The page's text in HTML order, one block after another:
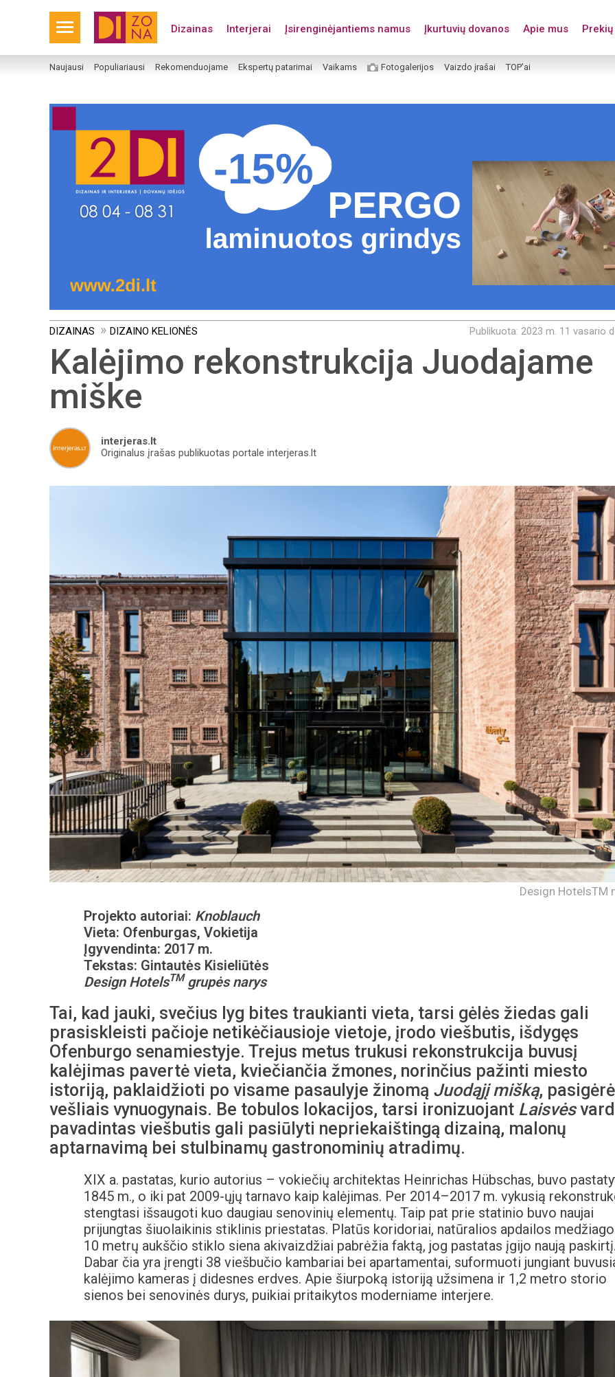
Dizainas Interjerai Įsirenginėjantiems namus Įkurtuvių dovanos Apie mus
Naujausi Populiariausi Rekomenduojame Ekspertų patarimai Vaikams Fotogalerijos Vaizdo įrašai TOP’ai
DIZAINAS DIZAINO KELIONĖS Publikuota: 2023 m. 11 vasario
Kalėjimo rekonstrukcija Juodajame
miške
interjeras.lt
Originalus įrašas publikuotas portale interjeras.lt
Design HotelsTM
Projekto autoriai: Knoblauch
Vieta: Ofenburgas, Vokietija
Įgyvendinta: 2017 m.
Tekstas: Gintautės Kisieliūtės
Design HotelsTMgrupės narys
Tai, kad jauki, svečius lyg bites traukianti vieta, tarsi gėlės žiedas gali
prasiskleisti pačioje netikėčiausioje vietoje, įrodo viešbutis, išdygęs
Ofenburgo senamiestyje. Trejus metus trukusi rekonstrukcija buvusį
kalėjimas pavertė vieta, kviečiančia žmones, norinčius pažinti miesto
istoriją, paklaidžioti po visame pasaulyje žinomą Juodąjį mišką,
vešliais vynuogynais. Be tobulos lokacijos, tarsi ironizuojant Laisvės
pavadintas viešbutis gali pasiūlyti nepriekaištingą dizainą, malonų
aptarnavimą bei stulbinamų gastronominių atradimų.
XIX a. pastatas, kurio autorius – vokiečių architektas Heinrichas Hübschas, buvo
1845 m., o iki pat 2009-ųjų tarnavo kaip kalėjimas. Per 2014–2017 m. vykusią
stengtasi išsaugoti kuo daugiau senovinių elementų. Taip pat prie statinio buvo naujai
prijungtas šiuolaikinis stiklinis priestatas. Platūs koridoriai, natūralios apdailos
10 metrų aukščio stiklo siena akivaizdžiai pabrėžia faktą, jog pastatas įgijo naują
Dabar čia yra įrengti 38 viešbučio kambariai bei apartamentai, suformuoti jungiant
kalėjimo kameras į didesnes erdves. Apie šiurpoką istoriją užsimena ir 1,2 metro storio
sienos bei senovinės durys, puikiai pritaikytos moderniame interjere.